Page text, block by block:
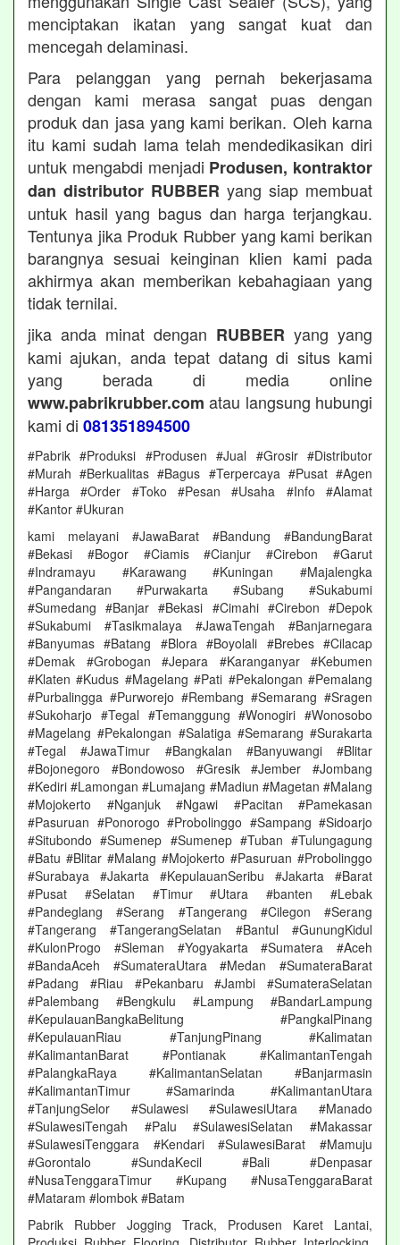
menciptakan ikatan yang sangat kuat dan
mencegah delaminasi.
Para pelanggan yang pernah bekerjasama
dengan kami merasa sangat puas dengan
produk dan jasa yang kami berikan. Oleh karna
itu kami sudah lama telah mendedikasikan diri
untuk mengabdi menjadi Produsen, kontraktor
dan distributor RUBBER yang siap membuat
untuk hasil yang bagus dan harga terjangkau.
Tentunya jika Produk Rubber yang kami berikan
barangnya sesuai keinginan klien kami pada
akhirmya akan memberikan kebahagiaan yang
tidak ternilai.
jika anda minat dengan RUBBER yang yang
kami ajukan, anda tepat datang di situs kami
yang berada di media online
www.pabrikrubber.com atau langsung hubungi
kami di 081351894500
#Pabrik #Produksi #Produsen #Jual #Grosir #Distributor
#Murah #Berkualitas #Bagus #Terpercaya #Pusat #Agen
#Harga #Order #Toko #Pesan #Usaha #Info #Alamat
#Kantor #Ukuran
kami melayani #JawaBarat #Bandung #BandungBarat
#Bekasi #Bogor #Ciamis #Cianjur #Cirebon #Garut
#Indramayu #Karawang #Kuningan #Majalengka
#Pangandaran #Purwakarta #Subang #Sukabumi
#Sumedang #Banjar #Bekasi #Cimahi #Cirebon #Depok
#Sukabumi #Tasikmalaya #JawaTengah #Banjarnegara
#Banyumas #Batang #Blora #Boyolali #Brebes #Cilacap
#Demak #Grobogan #Jepara #Karanganyar #Kebumen
#Klaten #Kudus #Magelang #Pati #Pekalongan #Pemalang
#Purbalingga #Purworejo #Rembang #Semarang #Sragen
#Sukoharjo #Tegal #Temanggung #Wonogiri #Wonosobo
#Magelang #Pekalongan #Salatiga #Semarang #Surakarta
#Tegal #JawaTimur #Bangkalan #Banyuwangi #Blitar
#Bojonegoro #Bondowoso #Gresik #Jember #Jombang
#Kediri #Lamongan #Lumajang #Madiun #Magetan #Malang
#Mojokerto #Nganjuk #Ngawi #Pacitan #Pamekasan
#Pasuruan #Ponorogo #Probolinggo #Sampang #Sidoarjo
#Situbondo #Sumenep #Sumenep #Tuban #Tulungagung
#Batu #Blitar #Malang #Mojokerto #Pasuruan #Probolinggo
#Surabaya #Jakarta #KepulauanSeribu #Jakarta #Barat
#Pusat #Selatan #Timur #Utara #banten #Lebak
#Pandeglang #Serang #Tangerang #Cilegon #Serang
#Tangerang #TangerangSelatan #Bantul #GunungKidul
#KulonProgo #Sleman #Yogyakarta #Sumatera #Aceh
#BandaAceh #SumateraUtara #Medan #SumateraBarat
#Padang #Riau #Pekanbaru #Jambi #SumateraSelatan
#Palembang #Bengkulu #Lampung #BandarLampung
#KepulauanBangkaBelitung #PangkalPinang
#KepulauanRiau #TanjungPinang #Kalimatan
#KalimantanBarat #Pontianak #KalimantanTengah
#PalangkaRaya #KalimantanSelatan #Banjarmasin
#KalimantanTimur #Samarinda #KalimantanUtara
#TanjungSelor #Sulawesi #SulawesiUtara #Manado
#SulawesiTengah #Palu #SulawesiSelatan #Makassar
#SulawesiTenggara #Kendari #SulawesiBarat #Mamuju
#Gorontalo #SundaKecil #Bali #Denpasar
#NusaTenggaraTimur #Kupang #NusaTenggaraBarat
#Mataram #lombok #Batam
Pabrik Rubber Jogging Track, Produsen Karet Lantai,